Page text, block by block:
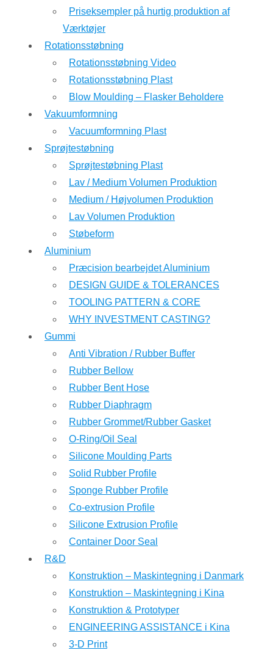
Priseksempler på hurtig produktion af
Værktøjer
Rotationsstøbning
Rotationsstøbning Video
Rotationsstøbning Plast
Blow Moulding – Flasker Beholdere
Vakuumformning
Vacuumformning Plast
Sprøjtestøbning
Sprøjtestøbning Plast
Lav / Medium Volumen Produktion
Medium / Højvolumen Produktion
Lav Volumen Produktion
Støbeform
Aluminium
Præcision bearbejdet Aluminium
DESIGN GUIDE & TOLERANCES
TOOLING PATTERN & CORE
WHY INVESTMENT CASTING?
Gummi
Anti Vibration / Rubber Buffer
Rubber Bellow
Rubber Bent Hose
Rubber Diaphragm
Rubber Grommet/Rubber Gasket
O-Ring/Oil Seal
Silicone Moulding Parts
Solid Rubber Profile
Sponge Rubber Profile
Co-extrusion Profile
Silicone Extrusion Profile
Container Door Seal
R&D
Konstruktion – Maskintegning i Danmark
Konstruktion – Maskintegning i Kina
Konstruktion & Prototyper
ENGINEERING ASSISTANCE i Kina
3-D Print